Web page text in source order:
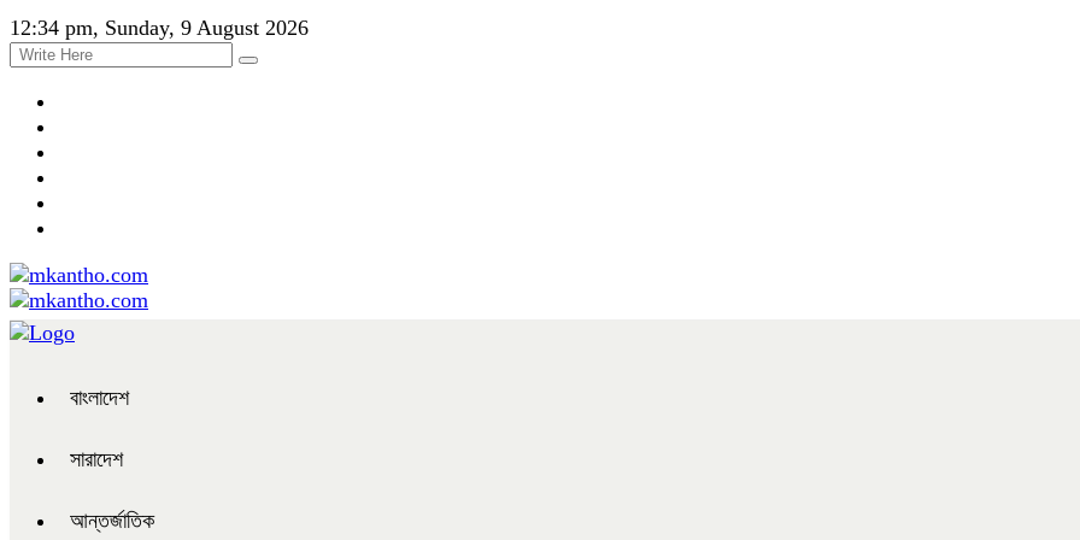
12:34 pm, Sunday, 9 August 2026
বাংলাদেশ
সারাদেশ
আন্তর্জাতিক